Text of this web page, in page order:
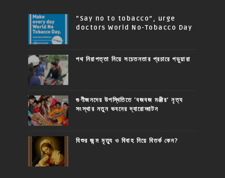
“Say no to tobacco”, urge
doctors World No-Tobacco Day
পথ নিরাপত্তা নিয়ে সচেতনতার প্রচারে পড়ুয়ারা
গুণীজনদের উপস্থিতিতে 'বজবজ মঞ্জীর' নৃত্য
সংস্থার নতুন ভবনের দ্বারোদ্ঘাটন
যিশুর জন্ম মৃত্যু ও বিবাহ নিয়ে বিতর্ক কেন?